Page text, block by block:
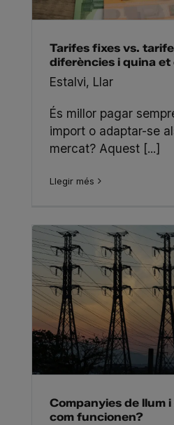
Tarifes fixes vs.
diferències i quina et
Estalvi, Llar
És millor pagar
import o adaptar-se
mercat? Aquest [...]
Llegir més
Companyies de llum
com funcionen?